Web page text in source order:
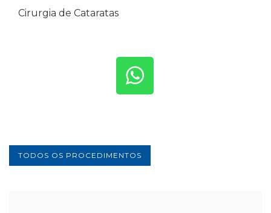
Cirurgia de Cataratas
TODOS OS PROCEDIMENTOS